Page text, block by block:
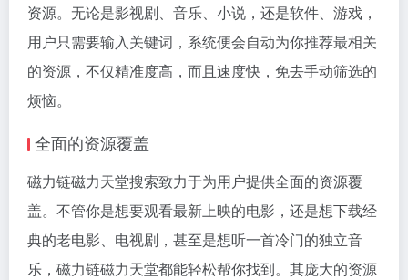
资源。无论是影视剧、音乐、小说，还是软件、游戏，
用户只需要输入关键词，系统便会自动为你推荐最相关
的资源，不仅精准度高，而且速度快，免去手动筛选的
烦恼。
全面的资源覆盖
磁力链磁力天堂搜索致力于为用户提供全面的资源覆
盖。不管你是想要观看最新上映的电影，还是想下载经
典的老电影、电视剧，甚至是想听一首冷门的独立音
乐，磁力链磁力天堂都能轻松帮你找到。其庞大的资源